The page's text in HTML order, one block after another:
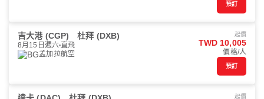
預訂
吉大港 (CGP) 杜拜 (DXB)
8月15日週六 直飛
孟加拉航空
起價
TWD 10,005
價格/人
預訂
起價